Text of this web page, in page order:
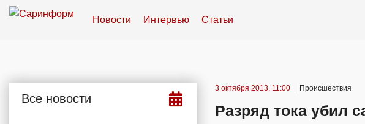
Новости Интервью Статьи
Все новости
3 октября 2013, 11:00 Происшествия
Разряд тока убил